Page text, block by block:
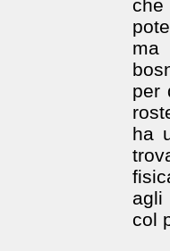
che
ma
per
ha
agli
col